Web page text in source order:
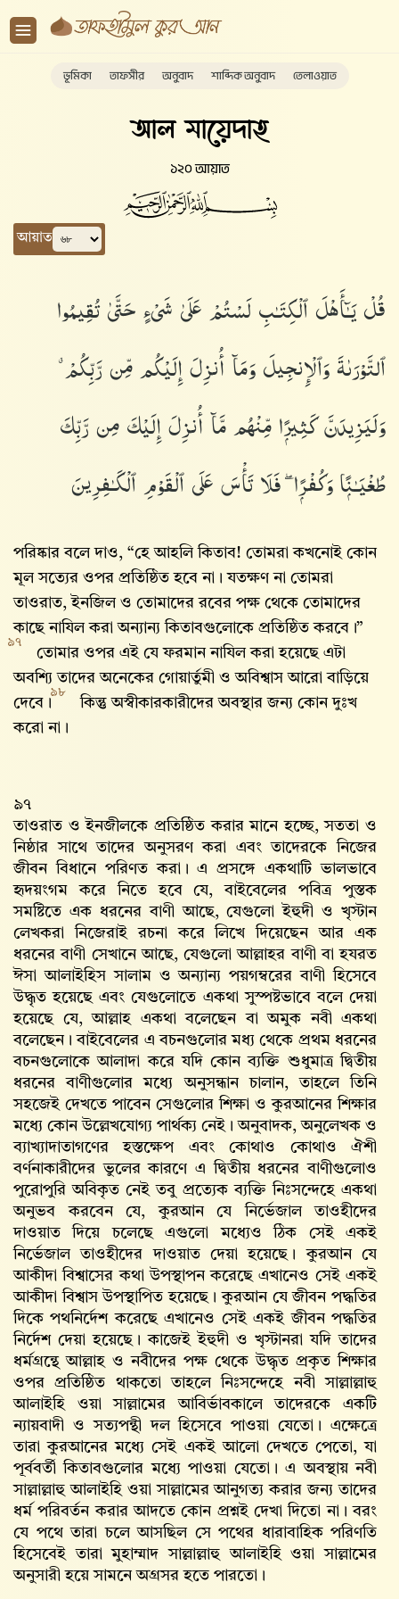
ভূমিকা তাফসীর অনুবাদ শাব্দিক অনুবাদ তেলাওয়াত
আল মায়েদাহ
১২০ আয়াত
আয়াত
قُلْ يَـٰٓأَهْلَ ٱلْكِتَـٰبِ لَسْتُمْ عَلَىٰ شَىْءٍ حَتَّىٰ تُقِيمُوا۟
ٱلتَّوْرَىٰةَ وَٱلْإِنجِيلَ وَمَآ أُنزِلَ إِلَيْكُم مِّن رَّبِّكُمْ ۗ
وَلَيَزِيدَنَّ كَثِيرًۭا مِّنْهُم مَّآ أُنزِلَ إِلَيْكَ مِن رَّبِّكَ
طُغْيَـٰنًۭا وَكُفْرًۭا ۖ فَلَا تَأْسَ عَلَى ٱلْقَوْمِ ٱلْكَـٰفِرِينَ
পরিষ্কার বলে দাও, “হে আহলি কিতাব! তোমরা কখনোই কোন
মূল সত্যের ওপর প্রতিষ্ঠিত হবে না। যতক্ষণ না তোমরা
তাওরাত, ইনজিল ও তোমাদের রবের পক্ষ থেকে তোমাদের
কাছে নাযিল করা অন্যান্য কিতাবগুলোকে প্রতিষ্ঠিত করবে।”
৯৭
তোমার ওপর এই যে ফরমান নাযিল করা হয়েছে এটা
অবশ্যি তাদের অনেকের গোয়ার্তুমী ও অবিশ্বাস আরো বাড়িয়ে
দেবে।
৯৮
কিন্তু অস্বীকারকারীদের অবস্থার জন্য কোন দুঃখ
করো না।
৯৭
তাওরাত ও ইনজীলকে প্রতিষ্ঠিত করার মানে হচ্ছে, সততা ও
নিষ্ঠার সাথে তাদের অনুসরণ করা এবং তাদেরকে নিজের
জীবন বিধানে পরিণত করা। এ প্রসঙ্গে একথাটি ভালভাবে
হৃদয়ংগম করে নিতে হবে যে, বাইবেলের পবিত্র পুস্তক
সমষ্টিতে এক ধরনের বাণী আছে, যেগুলো ইহুদী ও খৃস্টান
লেখকরা নিজেরাই রচনা করে লিখে দিয়েছেন আর এক
ধরনের বাণী সেখানে আছে, যেগুলো আল্লাহর বাণী বা হযরত
ঈসা আলাইহিস সালাম ও অন্যান্য পয়গম্বরের বাণী হিসেবে
উদ্ধৃত হয়েছে এবং যেগুলোতে একথা সুস্পষ্টভাবে বলে দেয়া
হয়েছে যে, আল্লাহ একথা বলেছেন বা অমুক নবী একথা
বলেছেন। বাইবেলের এ বচনগুলোর মধ্য থেকে প্রথম ধরনের
বচনগুলোকে আলাদা করে যদি কোন ব্যক্তি শুধুমাত্র দ্বিতীয়
ধরনের বাণীগুলোর মধ্যে অনুসন্ধান চালান, তাহলে তিনি
সহজেই দেখতে পাবেন সেগুলোর শিক্ষা ও কুরআনের শিক্ষার
মধ্যে কোন উল্লেখযোগ্য পার্থক্য নেই। অনুবাদক, অনুলেখক ও
ব্যাখ্যাদাতাগণের হস্তক্ষেপ এবং কোথাও কোথাও ঐশী
বর্ণনাকারীদের ভুলের কারণে এ দ্বিতীয় ধরনের বাণীগুলোও
পুরোপুরি অবিকৃত নেই তবু প্রত্যেক ব্যক্তি নিঃসন্দেহে একথা
অনুভব করবেন যে, কুরআন যে নির্ভেজাল তাওহীদের
দাওয়াত দিয়ে চলেছে এগুলো মধ্যেও ঠিক সেই একই
নির্ভেজাল তাওহীদের দাওয়াত দেয়া হয়েছে। কুরআন যে
আকীদা বিশ্বাসের কথা উপস্থাপন করেছে এখানেও সেই একই
আকীদা বিশ্বাস উপস্থাপিত হয়েছে। কুরআন যে জীবন পদ্ধতির
দিকে পথনির্দেশ করেছে এখানেও সেই একই জীবন পদ্ধতির
নির্দেশ দেয়া হয়েছে। কাজেই ইহুদী ও খৃস্টানরা যদি তাদের
ধর্মগ্রন্থে আল্লাহ ও নবীদের পক্ষ থেকে উদ্ধৃত প্রকৃত শিক্ষার
ওপর প্রতিষ্ঠিত থাকতো তাহলে নিঃসন্দেহে নবী সাল্লাল্লাহু
আলাইহি ওয়া সাল্লামের আবির্ভাবকালে তাদেরকে একটি
ন্যায়বাদী ও সত্যপন্থী দল হিসেবে পাওয়া যেতো। এক্ষেত্রে
তারা কুরআনের মধ্যে সেই একই আলো দেখতে পেতো, যা
পূর্ববর্তী কিতাবগুলোর মধ্যে পাওয়া যেতো। এ অবস্থায় নবী
সাল্লাল্লাহু আলাইহি ওয়া সাল্লামের আনুগত্য করার জন্য তাদের
ধর্ম পরিবর্তন করার আদতে কোন প্রশ্নই দেখা দিতো না। বরং
যে পথে তারা চলে আসছিল সে পথের ধারাবাহিক পরিণতি
হিসেবেই তারা মুহাম্মাদ সাল্লাল্লাহু আলাইহি ওয়া সাল্লামের
অনুসারী হয়ে সামনে অগ্রসর হতে পারতো।